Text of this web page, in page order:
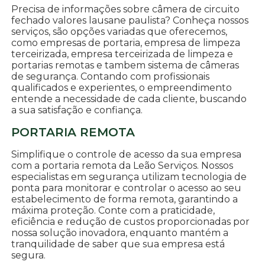
Precisa de informações sobre câmera de circuito
fechado valores lausane paulista? Conheça nossos
serviços, são opções variadas que oferecemos,
como empresas de portaria, empresa de limpeza
terceirizada, empresa terceirizada de limpeza e
portarias remotas e tambem sistema de câmeras
de segurança. Contando com profissionais
qualificados e experientes, o empreendimento
entende a necessidade de cada cliente, buscando
a sua satisfação e confiança.
PORTARIA REMOTA
Simplifique o controle de acesso da sua empresa
com a portaria remota da Leão Serviços. Nossos
especialistas em segurança utilizam tecnologia de
ponta para monitorar e controlar o acesso ao seu
estabelecimento de forma remota, garantindo a
máxima proteção. Conte com a praticidade,
eficiência e redução de custos proporcionadas por
nossa solução inovadora, enquanto mantém a
tranquilidade de saber que sua empresa está
segura.